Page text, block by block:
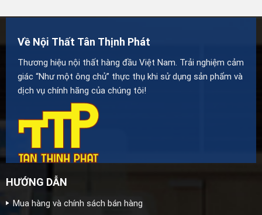
Về Nội Thất Tân Thịnh Phát
Thương hiệu nội thất hàng đầu Việt Nam. Trải nghiệm cảm
giác “Như một ông chủ” thực thụ khi sử dụng sản phẩm và
dịch vụ chính hãng của chúng tôi!
HƯỚNG DẪN
Mua hàng và chính sách bán hàng